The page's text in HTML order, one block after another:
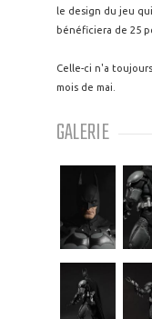
le design du jeu
bénéficiera de 25
Celle-ci n'a
mois de mai.
GALERIE